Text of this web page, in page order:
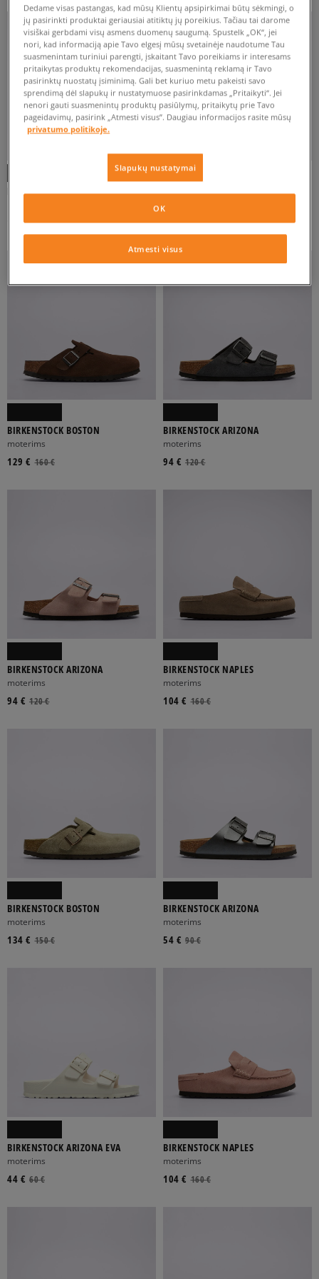
ATŽYMĖTI VISUS
BIRKENSTOCK BOSTON
150 €
124 €
BIRKENSTOCK ARIZONA
moterims
90 €
69 €
BIRKENSTOCK BOSTON
moterims
160 €
129 €
BIRKENSTOCK ARIZONA
moterims
120 €
94 €
BIRKENSTOCK ARIZONA
moterims
120 €
94 €
BIRKENSTOCK NAPLES
moterims
160 €
104 €
BIRKENSTOCK BOSTON
moterims
150 €
134 €
BIRKENSTOCK ARIZONA
moterims
90 €
54 €
BIRKENSTOCK ARIZONA EVA
moterims
60 €
44 €
BIRKENSTOCK NAPLES
moterims
160 €
104 €
Dedame visas pastangas, kad mūsų Klientų apsipirkimai būtų sėkmingi, o
jų pasirinkti produktai geriausiai atitiktų jų poreikius. Tačiau tai darome
visiškai gerbdami visų asmens duomenų saugumą. Spustelk „OK“, jei
nori, kad informaciją apie Tavo elgesį mūsų svetainėje naudotume Tau
suasmenintam turiniui parengti, įskaitant Tavo poreikiams ir interesams
pritaikytas produktų rekomendacijas, suasmenintą reklamą ir Tavo
pasirinktų nuostatų įsiminimą. Gali bet kuriuo metu pakeisti savo
sprendimą dėl slapukų ir nustatymuose pasirinkdamas „Pritaikyti“. Jei
nenori gauti suasmenintų produktų pasiūlymų, pritaikytų prie Tavo
pageidavimų, pasirink „Atmesti visus”. Daugiau informacijos rasite mūsų
privatumo politikoje.
Slapukų nustatymai
Atmesti visus
OK